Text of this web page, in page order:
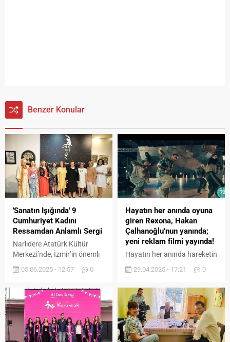
Benzer Konular
'Sanatın Işığında' 9
Cumhuriyet Kadını
Ressamdan Anlamlı Sergi
Narlıdere Atatürk Kültür
Merkezi’nde, İzmir’in önemli
olan Gönül Dinç Sanat
adlı resim sergisinin açılışını
gerçekleştirdi. Sergide,
atölyenin kurucusu Gönül
Dinç’in yanı sıra, Görsev
Özdemir, Gönül Öztürk,
05.06.2025 - 12:57 0
Hayatın her anında oyuna
giren Rexona, Hakan
Çalhanoğlu’nun yanında;
yeni reklam filmi yayında!
Hayatın her anında hareketin
vücut ısısıyla aktifleşerek ter
bırakan üstün koruma
teknolojisiyle deodorant
kategorisinde bir kez daha
oyuna giriyor. Hakan
Çalhanoğlu’nu ikinci kez
29.04.2025 - 17:21 0